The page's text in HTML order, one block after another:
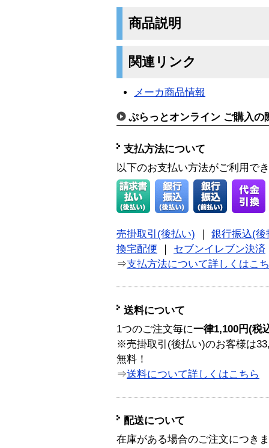
商品説明
関連リンク
メーカ商品情報
ぷらっとオンライン ご購入の
支払方法について
以下のお支払い方法がご利用で
売掛取引(後払い)
銀行振込(後
換宅配便
セブンイレブン決済
⇒支払方法について詳しくはこ
送料について
1つのご注文毎に一律1,100円(税
※売掛取引(後払い)のお客様は
無料！
⇒送料について詳しくはこちら
配送について
在庫がある場合のご注文につき